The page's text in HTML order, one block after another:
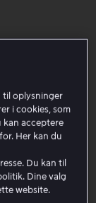
ind, skal du
du valgte,
du læse
en ny.
du
til oplysninger
i cookies, som
kan acceptere
Her kan du
Du kan til
Dine valg
website.